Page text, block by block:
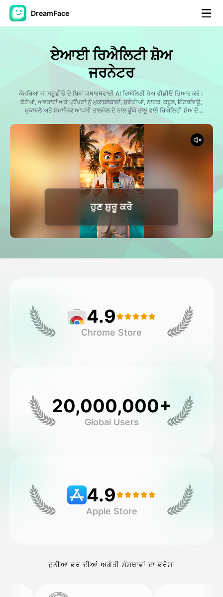
DreamFace
ਐਆਈ ਟੂਲਜ਼
ਅਵਤਾਰ ਵੀਡੀਓ
ਏਆਈ ਵੀਡੀਓ
ਫੋਟੋ ▼
ਹੋਰ ਸਾਧਨ
ਸਾਰੇ ਟੂਲਜ਼ ਵੇਖੋ
ਅਵਤਾਰ ਵੀਡੀਓ
▼
ਹੋਰ ਸਾਧਨ
ਏਆਈ ਰਿਐਲਿਟੀ ਸ਼ੋਅ
ਜਰਨੇਟਰ
ਕੈਮਰਿਆਂ ਜਾਂ ਸਟੂਡੀਓ ਦੇ ਬਿਨਾਂ ਯਥਾਰਥਵਾਦੀ AI ਰਿਐਲਿਟੀ ਸ਼ੋਅ ਵੀਡੀਓ ਤਿਆਰ ਕਰੋ।
ਫੋਟੋਆਂ, ਅਵਤਾਰਾਂ ਅਤੇ ਪ੍ਰੋਂਪਟਾਂ ਨੂੰ ਮੁਕਾਬਲੇਬਾਜ਼ਾਂ, ਚੁਣੌਤੀਆਂ, ਨਾਟਕ, ਕਬੂਲ, ਇੰਟਰਵਿਊ,
ਮੁਕਾਬਲੇ ਅਤੇ ਸਮਾਜਿਕ ਆਪਸੀ ਤਾਲਮੇਲ ਦੇ ਨਾਲ ਡੂੰਘੇ ਤਾਲੂ ਵਾਲੇ ਰਿਐਲਿਟੀ ਸ਼ੋਅ ਦੇ
ਕਹਾਣੀ, ਗਤੀਸ਼ੀਲ ਕੈਮਰਾ ਕੋਣ ਅਤੇ ਕੁਦਰਤੀ AI ਅੰਦੋਲਨ ਨਾਲ ਜੀਵਨ ਵਿੱਚ ਲਿਆਉਂਦਾ ਹੈ।
ਹੁਣ ਸ਼ੁਰੂ ਕਰੋ
4.9
Chrome Store
20,000,000+
Global Users
4.9
Apple Store
ਦੁਨੀਆ ਭਰ ਦੀਆਂ ਅਗੇਤੀ ਸੰਸਥਾਵਾਂ ਦਾ ਭਰੋਸਾ